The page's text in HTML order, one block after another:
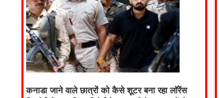
कनाडा जाने वाले छात्रों को कैसे शूटर बना रहा लॉरेंस